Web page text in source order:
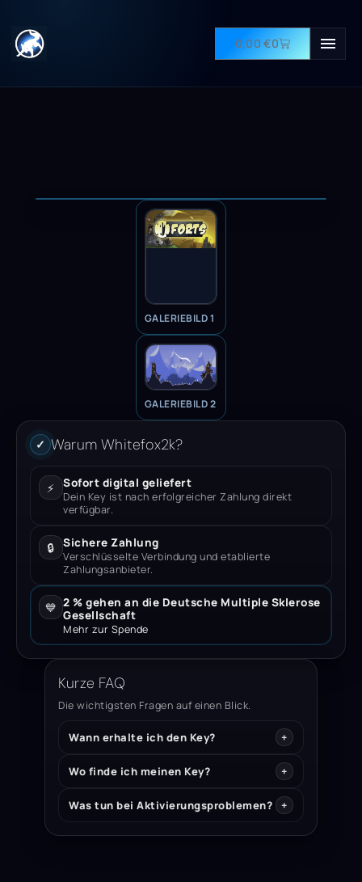
0,00€0
GALERIEBILD 1
GALERIEBILD 2
✓ Warum Whitefox2k?
⚡ Sofort digital geliefert
Dein Key ist nach erfolgreicher Zahlung direkt
verfügbar.
🔒 Sichere Zahlung
Verschlüsselte Verbindung und etablierte
Zahlungsanbieter.
💙 2 % gehen an die Deutsche Multiple Sklerose
Gesellschaft
Mehr zur Spende
Kurze FAQ
Die wichtigsten Fragen auf einen Blick.
Wann erhalte ich den Key?
Wo finde ich meinen Key?
Was tun bei Aktivierungsproblemen?